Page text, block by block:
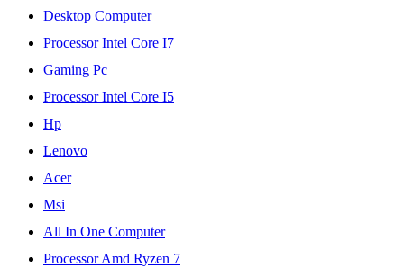
Desktop Computer
Processor Intel Core I7
Gaming Pc
Processor Intel Core I5
Hp
Lenovo
Acer
Msi
All In One Computer
Processor Amd Ryzen 7